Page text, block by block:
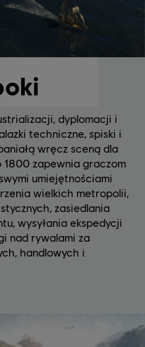
dyplomacji i
techniczne, spiski i
wręcz sceną dla
1800 zapewnia graczom
umiejętnościami
wielkich metropolii,
zasiedlania
wysyłania ekspedycji
nad rywalami za
handlowych i